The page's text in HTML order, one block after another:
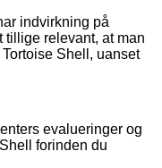
indvirkning på
tillige relevant, at man
Shell, uanset
evalueringer og
forinden du